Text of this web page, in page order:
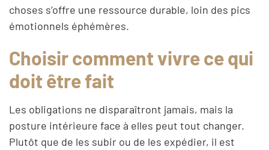
choses s’offre une ressource durable, loin des pics
émotionnels éphémères.
Choisir comment vivre ce qui
doit être fait
Les obligations ne disparaîtront jamais, mais la
posture intérieure face à elles peut tout changer.
Plutôt que de les subir ou de les expédier, il est